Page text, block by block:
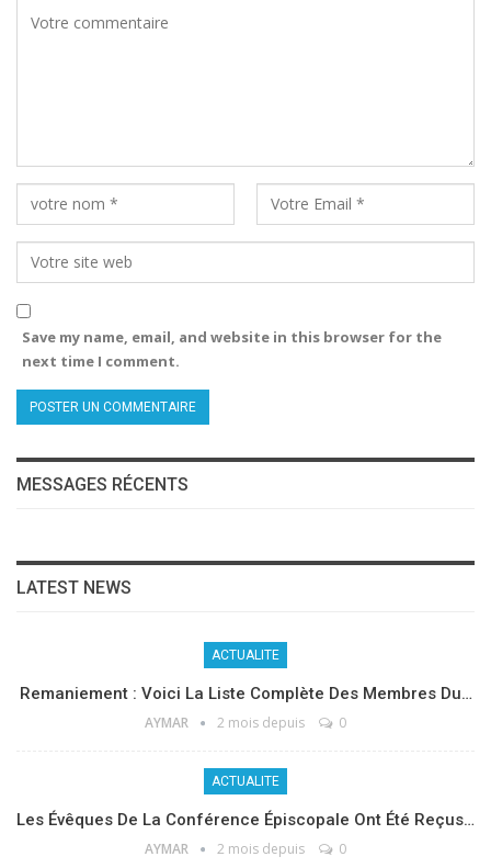
Save my name, email, and website in this browser for the
next time I comment.
MESSAGES RÉCENTS
LATEST NEWS
ACTUALITE
Remaniement : Voici La Liste Complète Des Membres Du…
AYMAR 2 mois depuis 0
ACTUALITE
Les Évêques De La Conférence Épiscopale Ont Été Reçus…
AYMAR 2 mois depuis 0